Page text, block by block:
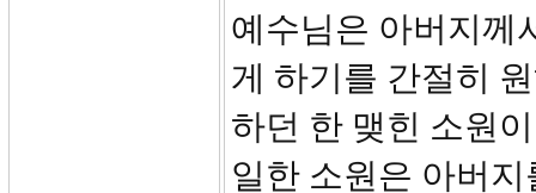
예수님은 아버지께
게 하기를 간절히
하던 한 맺힌 소원
일한 소원은 아버